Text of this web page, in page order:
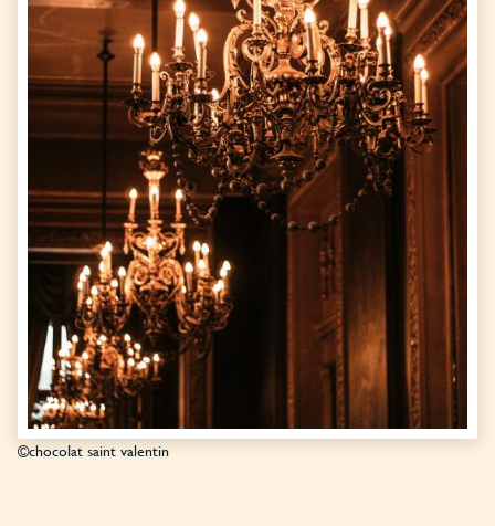
©chocolat saint valentin